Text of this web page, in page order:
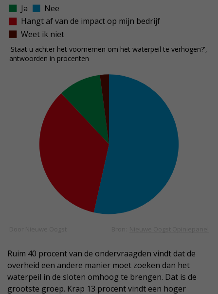
Ruim 40 procent van de ondervraagden vindt dat de
overheid een andere manier moet zoeken dan het
waterpeil in de sloten omhoog te brengen. Dat is de
grootste groep. Krap 13 procent vindt een hoger